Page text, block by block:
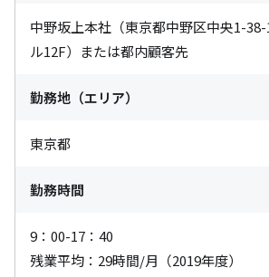
中野坂上本社（東京都中野区中央1-
ル12F）または都内顧客先
勤務地（エリア）
東京都
勤務時間
9：00-17：40
残業平均：29時間/月（2019年度）